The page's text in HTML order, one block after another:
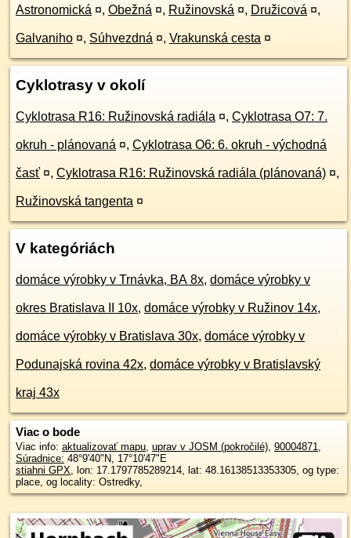
Astronomická ¤, Obežná ¤, Ružinovská ¤, Družicová ¤,
Galvaniho ¤, Súhvezdná ¤, Vrakunská cesta ¤
Cyklotrasy v okolí
Cyklotrasa R16: Ružinovská radiála ¤, Cyklotrasa O7: 7.
okruh - plánovaná ¤, Cyklotrasa O6: 6. okruh - východná
časť ¤, Cyklotrasa R16: Ružinovská radiála (plánovaná) ¤,
Ružinovská tangenta ¤
V kategóriách
domáce výrobky v Trnávka, BA 8x, domáce výrobky v
okres Bratislava II 10x, domáce výrobky v Ružinov 14x,
domáce výrobky v Bratislava 30x, domáce výrobky v
Podunajská rovina 42x, domáce výrobky v Bratislavský
kraj 43x
Viac o bode
Viac info: aktualizovať mapu, uprav v JOSM (pokročilé), 90004871,
Súradnice: 48°9'40"N, 17°10'47"E
stiahni GPX, lon: 17.1797785289214, lat: 48.16138513353305, og type:
place, og locality: Ostredky,